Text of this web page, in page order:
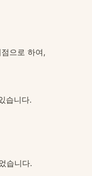
으로 하여,
습니다.
습니다.